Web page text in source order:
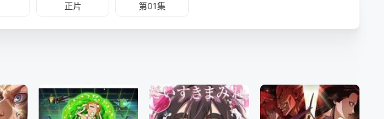
正片 第01集